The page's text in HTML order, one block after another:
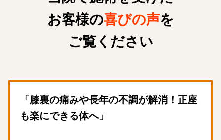
お客様の喜びの声を
ご覧ください
「膝裏の痛みや長年の不調が解消！正座
も楽にできる体へ」